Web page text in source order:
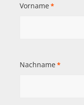
Vorname *
Nachname *